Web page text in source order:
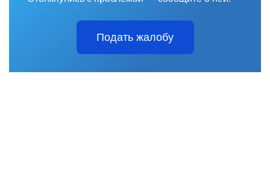
Подать жалобу